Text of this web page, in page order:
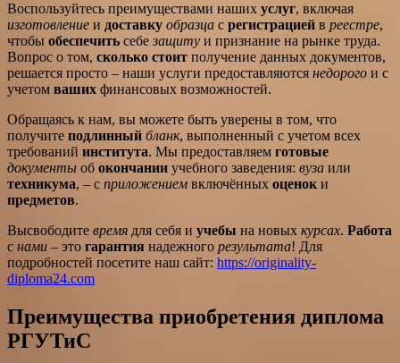
Воспользуйтесь преимуществами наших услуг, включая
изготовление и доставку образца с регистрацией в реестре,
чтобы обеспечить себе защиту и признание на рынке труда.
Вопрос о том, сколько стоит получение данных документов,
решается просто – наши услуги предоставляются недорого и с
учетом ваших финансовых возможностей.
Обращаясь к нам, вы можете быть уверены в том, что
получите подлинный бланк, выполненный с учетом всех
требований института. Мы предоставляем готовые
документы об окончании учебного заведения: вуза или
техникума, – с приложением включённых оценок и
предметов.
Высвободите время для себя и учебы на новых курсах. Работа
с нами – это гарантия надежного результата! Для
подробностей посетите наш сайт: https://originality-
diploma24.com
Преимущества приобретения диплома
РГУТиС